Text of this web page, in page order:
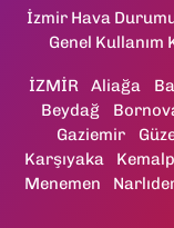
İzmir Hava
Genel Kullanım
İZMİR Aliağa
Beydağ
Gaziemir
Karşıyaka
Menemen